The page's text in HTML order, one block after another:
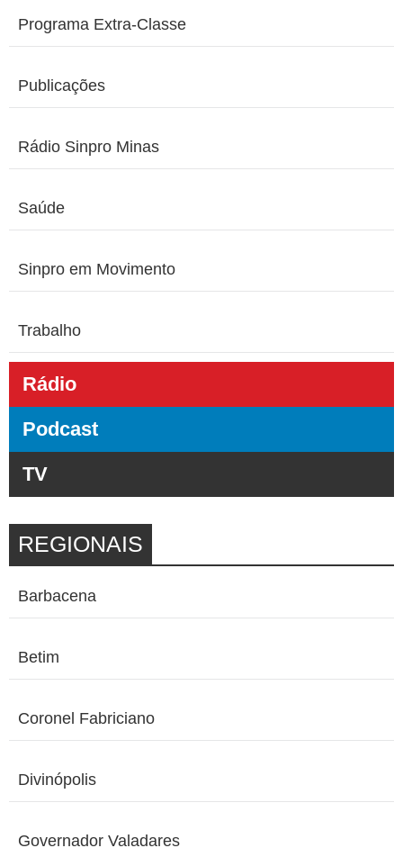
Programa Extra-Classe
Publicações
Rádio Sinpro Minas
Saúde
Sinpro em Movimento
Trabalho
Rádio
Podcast
TV
REGIONAIS
Barbacena
Betim
Coronel Fabriciano
Divinópolis
Governador Valadares